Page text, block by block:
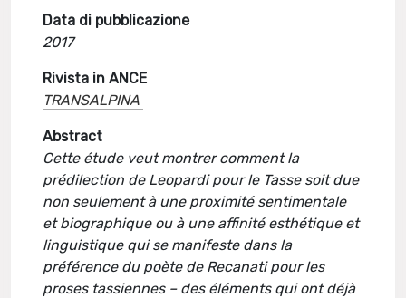
Data di pubblicazione
2017
Rivista in ANCE
TRANSALPINA
Abstract
Cette étude veut montrer comment la
prédilection de Leopardi pour le Tasse soit due
non seulement à une proximité sentimentale
et biographique ou à une affinité esthétique et
linguistique qui se manifeste dans la
préférence du poète de Recanati pour les
proses tassiennes – des éléments qui ont déjà